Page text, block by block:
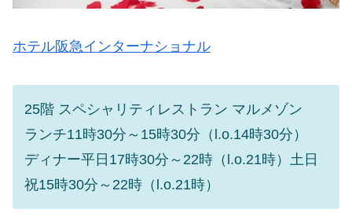
ホテル阪急インターナショナル
25階 スペシャリティレストラン マルメゾン
ランチ11時30分～15時30分（l.o.14時30分）
ディナー平日17時30分～22時（l.o.21時）土日
祝15時30分～22時（l.o.21時）